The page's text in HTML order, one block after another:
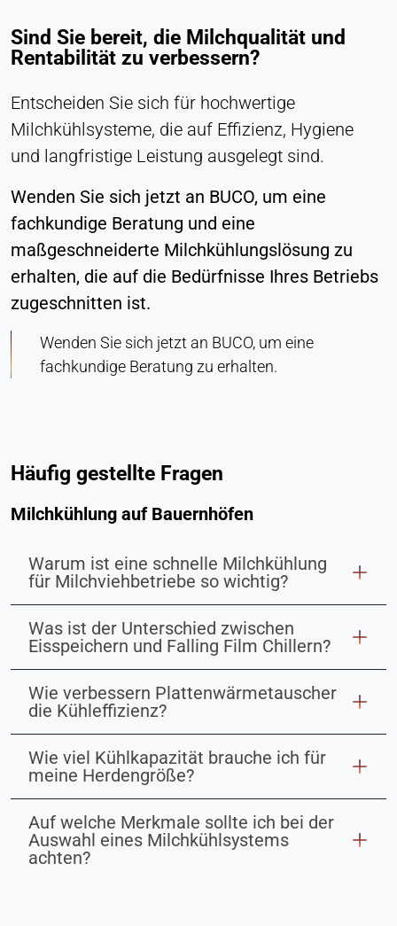
Sind Sie bereit, die Milchqualität und
Rentabilität zu verbessern?
Entscheiden Sie sich für hochwertige
Milchkühlsysteme, die auf Effizienz, Hygiene
und langfristige Leistung ausgelegt sind.
Wenden Sie sich jetzt an BUCO, um eine
fachkundige Beratung und eine
maßgeschneiderte Milchkühlungslösung zu
erhalten, die auf die Bedürfnisse Ihres Betriebs
zugeschnitten ist.
Wenden Sie sich jetzt an BUCO, um eine
fachkundige Beratung zu erhalten.
Häufig gestellte Fragen
Milchkühlung auf Bauernhöfen
Warum ist eine schnelle Milchkühlung
für Milchviehbetriebe so wichtig?
Was ist der Unterschied zwischen
Eisspeichern und Falling Film Chillern?
Wie verbessern Plattenwärmetauscher
die Kühleffizienz?
Wie viel Kühlkapazität brauche ich für
meine Herdengröße?
Auf welche Merkmale sollte ich bei der
Auswahl eines Milchkühlsystems
achten?